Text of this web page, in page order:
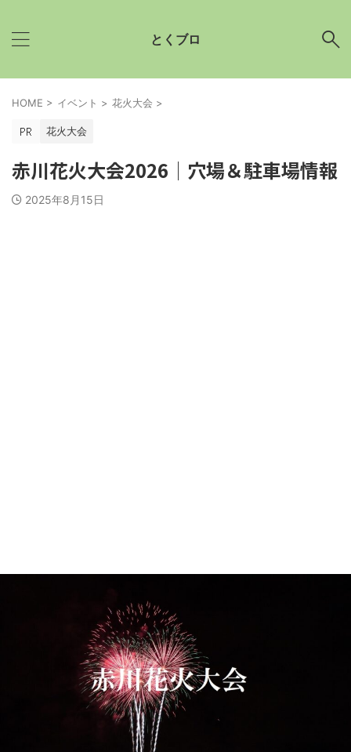
とくブロ
HOME > イベント > 花火大会 >
花火大会
赤川花火大会2026│穴場＆駐車場情報
2025年8月15日